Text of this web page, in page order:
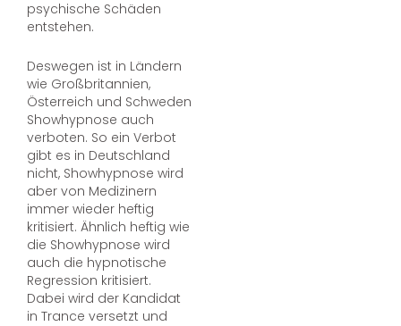
psychische Schäden
entstehen.
Deswegen ist in Ländern
wie Großbritannien,
Österreich und Schweden
Showhypnose auch
verboten. So ein Verbot
gibt es in Deutschland
nicht, Showhypnose wird
aber von Medizinern
immer wieder heftig
kritisiert. Ähnlich heftig wie
die Showhypnose wird
auch die hypnotische
Regression kritisiert.
Dabei wird der Kandidat
in Trance versetzt und